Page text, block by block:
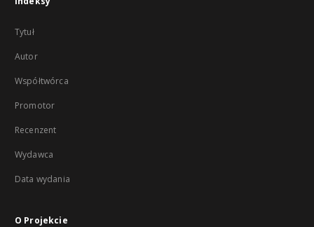
Tytuł
Autor
Współtwórca
Promotor
Recenzent
Wydawca
Data wydania
O Projekcie